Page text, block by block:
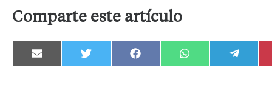
Comparte este artículo
Compartir
en
Compartir
en
Compartir
en
Compartir
en
Compartir
en